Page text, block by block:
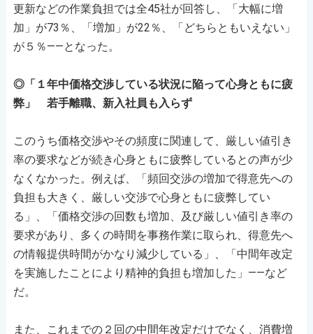
更新などの作業負担では全45社が回答し、「大幅に増
加」が73％、「増加」が22％、「どちらともいえない」
が５％――となった。
◎「１年中価格交渉している状況に陥って心身ともに疲
弊」 若手離職、新入社員も入らず
このうち価格交渉やその頻度に関連して、厳しい値引き
率の要求などが続き心身ともに疲弊しているとの声が少
なくなかった。例えば、「頻回交渉の増加で得意先への
負担も大きく、厳しい交渉で心身ともに疲弊してい
る」、「価格交渉の回数も増加、及び厳しい値引き率の
要求があり、多くの時間を事務作業に取られ、得意先へ
の情報提供時間がかなり減少している」、「中間年改定
を実施したことにより精神的負担も増加した」――など
だ。
また、これまでの２回の中間年改定だけでなく、消費増